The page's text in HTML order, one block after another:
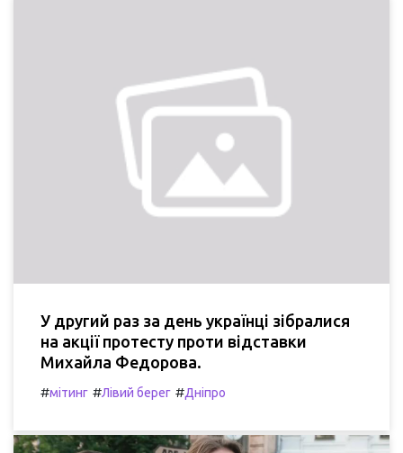
У другий раз за день українці зібралися
на акції протесту проти відставки
Михайла Федорова.
#мітинг #Лівий берег #Дніпро